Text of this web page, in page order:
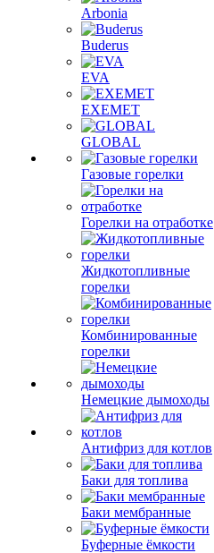
Arbonia
Buderus
EVA
EXEMET
GLOBAL
Газовые горелки
Горелки на отработке
Жидкотопливные
горелки
Комбинированные
горелки
Немецкие дымоходы
Антифриз для котлов
Баки для топлива
Баки мембранные
Буферные ёмкости